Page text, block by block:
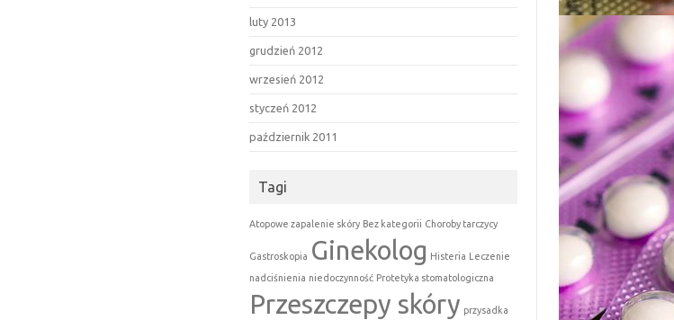
luty 2013
grudzień 2012
wrzesień 2012
styczeń 2012
październik 2011
Tagi
Atopowe zapalenie skóry Bez kategorii Choroby tarczycy
Gastroskopia Ginekolog Histeria Leczenie
nadciśnienia niedoczynność Protetyka stomatologiczna
Przeszczepy skóry przysadka